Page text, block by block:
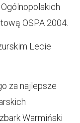
OSPA 2004.
Lecie
za najlepsze
Warmiński